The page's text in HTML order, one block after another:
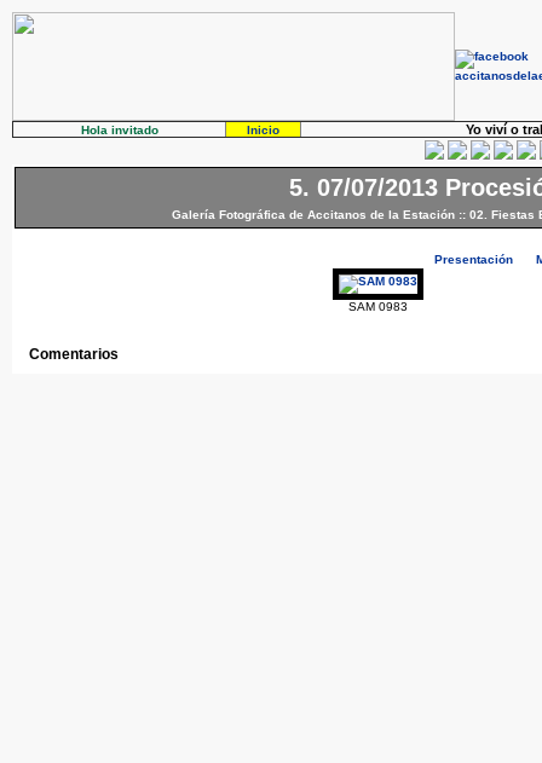
Hola invitado Inicio Yo viví o
5. 07/07/2013
Galería Fotográfica de Accitanos de la Estación :: 02. Fiestas
Presentación
SAM 0983
Comentarios